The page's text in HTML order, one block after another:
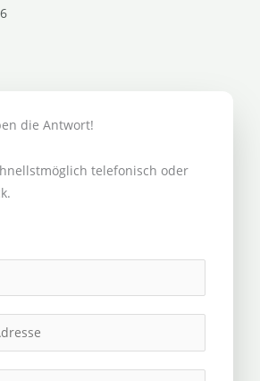
die Antwort!
telefonisch oder